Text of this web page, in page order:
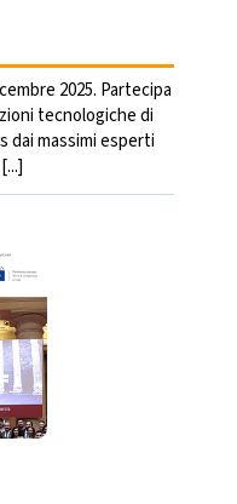
2025. Partecipa
tecnologiche di
dai massimi esperti